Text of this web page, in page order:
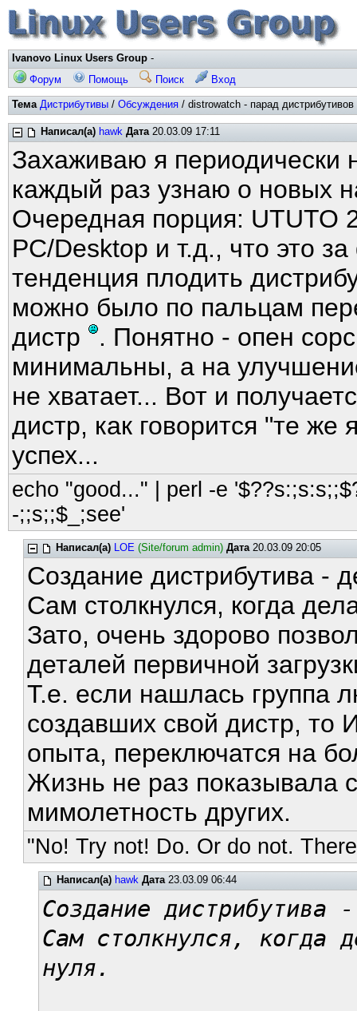
Ivanovo Linux Users Group -
Форум
Помощь Поиск Вход
Тема Дистрибутивы / Обсуждения / distrowatch - парад дистрибутивов
Написал(а) hawk Дата20.03.09 17:11
Захаживаю я периодически
каждый раз узнаю о новых
Очередная порция: UTUTO
PC/Desktop и т.д., что это
тенденция плодить
можно было по пальцам
дистр
. Понятно - опен
минимальны, а на
не хватает... Вот и
дистр, как говорится "те
успех...
echo "good..." | perl -e
-;;s;;$_;see'
Написал(а) LOE (Site/forum admin) Дата20.03.09 20:05
Создание дистрибутива -
Сам столкнулся, когда
Зато, очень здорово
деталей первичной
Т.е. если нашлась группа
создавших свой дистр,
опыта, переключатся на
Жизнь не раз показывала
мимолетность других.
"No! Try not! Do. Or do not.
Написал(а) hawk Дата23.03.09 06:44
Создание дистрибутива
Сам столкнулся, когда
нуля.